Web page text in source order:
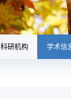
科研机构 学术信